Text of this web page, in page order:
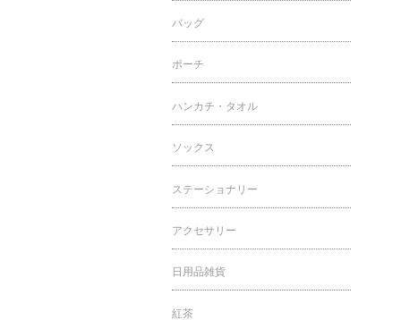
バッグ
ポーチ
ハンカチ・タオル
ソックス
ステーショナリー
アクセサリー
日用品雑貨
紅茶